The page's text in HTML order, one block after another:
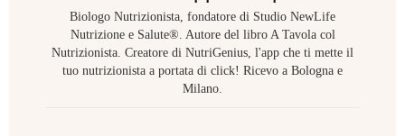
Biologo Nutrizionista, fondatore di Studio NewLife
Nutrizione e Salute®. Autore del libro A Tavola col
Nutrizionista. Creatore di NutriGenius, l'app che ti mette il
tuo nutrizionista a portata di click! Ricevo a Bologna e
Milano.